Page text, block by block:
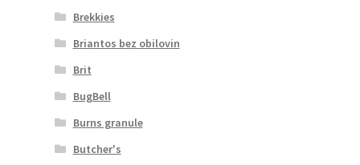
Brekkies
Briantos bez obilovin
Brit
BugBell
Burns granule
Butcher's